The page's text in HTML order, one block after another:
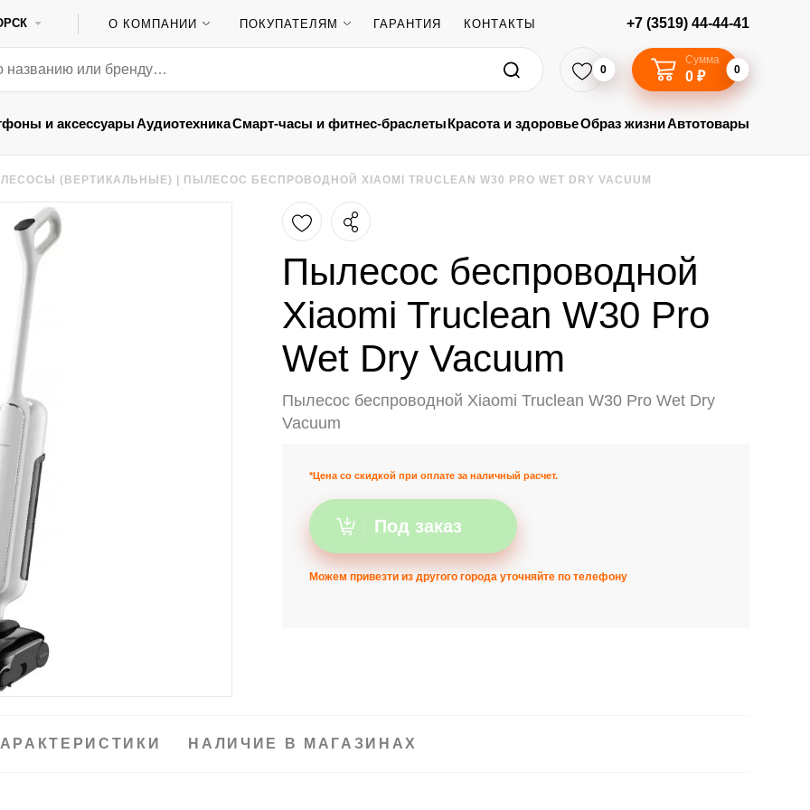
О КОМПАНИИ ПОКУПАТЕЛЯМ ГАРАНТИЯ КОНТАКТЫ +7 (3519) 44-44-41
0
Сумма
0 ₽ 0
и аксессуарыАудиотехникаСмарт-часы и фитнес-браслетыКрасота и здоровьеОбраз жизниАвтотовары
(ВЕРТИКАЛЬНЫЕ) ПЫЛЕСОС БЕСПРОВОДНОЙ XIAOMI TRUCLEAN W30 PRO WET DRY VACUUM
Пылесос беспроводной
Xiaomi Truclean W30 Pro
Wet Dry Vacuum
Пылесос беспроводной Xiaomi Truclean W30 Pro Wet Dry
Vacuum
*Цена со скидкой при оплате за наличный расчет.
Под заказ
Можем привезти из другого города уточняйте по телефону
НАЛИЧИЕ В МАГАЗИНАХ